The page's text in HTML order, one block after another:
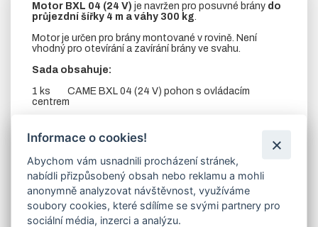
Motor BXL 04 (24 V) je navržen pro posuvné brány do
průjezdní šířky 4 m a váhy 300 kg.
Motor je určen pro brány montované v rovině. Není
vhodný pro otevírání a zavírání brány ve svahu.
Sada obsahuje:
1 ks CAME BXL 04 (24 V) pohon s ovládacím
centrem
1 ks TOP-A33N anténa (433 MHz)
1 ks AT04 EV dálkový ovladač čtyřkanálový (433
MHz)
1 ks DIR 10 bezpečnostní fotobuňky (dosah 10 m)
1 ks KLED24 bezpečnostní maják 24 V LED
Informace o cookies!
Abychom vám usnadnili procházení stránek,
nabídli přizpůsobený obsah nebo reklamu a mohli
anonymně analyzovat návštěvnost, využíváme
soubory cookies, které sdílíme se svými partnery pro
sociální média, inzerci a analýzu.